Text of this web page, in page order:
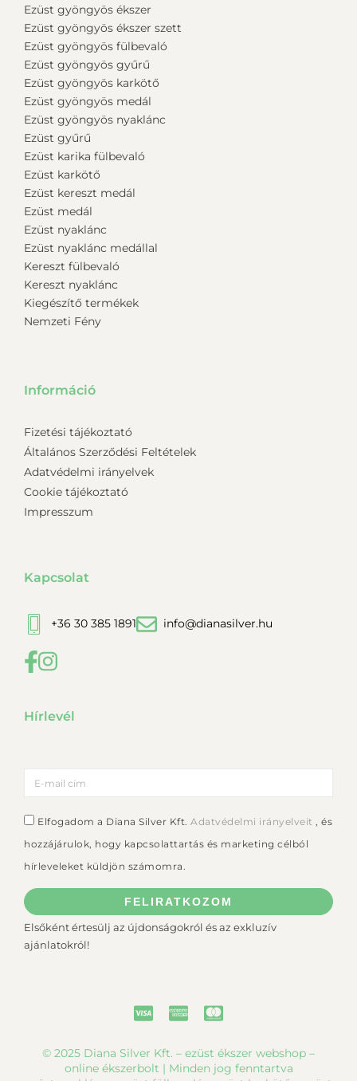
Ezüst gyöngyös ékszer
Ezüst gyöngyös ékszer szett
Ezüst gyöngyös fülbevaló
Ezüst gyöngyös gyűrű
Ezüst gyöngyös karkötő
Ezüst gyöngyös medál
Ezüst gyöngyös nyaklánc
Ezüst gyűrű
Ezüst karika fülbevaló
Ezüst karkötő
Ezüst kereszt medál
Ezüst medál
Ezüst nyaklánc
Ezüst nyaklánc medállal
Kereszt fülbevaló
Kereszt nyaklánc
Kiegészítő termékek
Nemzeti Fény
Információ
Fizetési tájékoztató
Általános Szerződési Feltételek
Adatvédelmi irányelvek
Cookie tájékoztató
Impresszum
Kapcsolat
+36 30 385 1891 info@dianasilver.hu
Hírlevél
Elfogadom a Diana Silver Kft. Adatvédelmi irányelveit , és
hozzájárulok, hogy kapcsolattartás és marketing célból
hírleveleket küldjön számomra.
FELIRATKOZOM
Elsőként értesülj az újdonságokról és az exkluzív
ajánlatokról!
© 2025 Diana Silver Kft. – ezüst ékszer webshop –
online ékszerbolt | Minden jog fenntartva